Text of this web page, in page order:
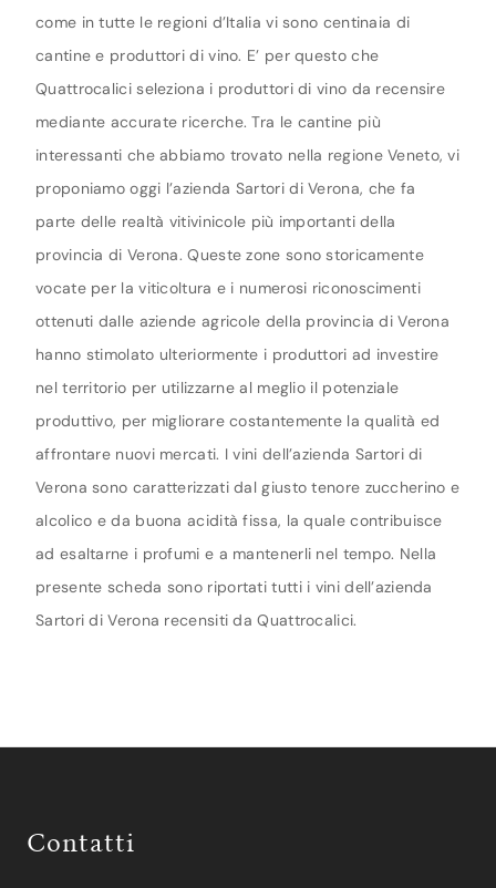
come in tutte le regioni d’Italia vi sono centinaia di
cantine e produttori di vino. E’ per questo che
Quattrocalici seleziona i produttori di vino da recensire
mediante accurate ricerche. Tra le cantine più
interessanti che abbiamo trovato nella regione Veneto, vi
proponiamo oggi l’azienda Sartori di Verona, che fa
parte delle realtà vitivinicole più importanti della
provincia di Verona. Queste zone sono storicamente
vocate per la viticoltura e i numerosi riconoscimenti
ottenuti dalle aziende agricole della provincia di Verona
hanno stimolato ulteriormente i produttori ad investire
nel territorio per utilizzarne al meglio il potenziale
produttivo, per migliorare costantemente la qualità ed
affrontare nuovi mercati. I vini dell’azienda Sartori di
Verona sono caratterizzati dal giusto tenore zuccherino e
alcolico e da buona acidità fissa, la quale contribuisce
ad esaltarne i profumi e a mantenerli nel tempo. Nella
presente scheda sono riportati tutti i vini dell’azienda
Sartori di Verona recensiti da Quattrocalici.
Contatti